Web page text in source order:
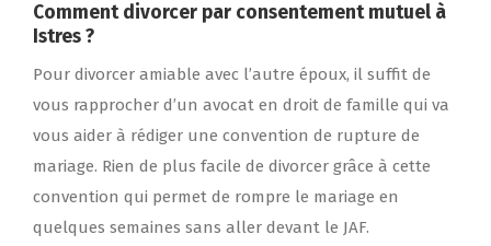
Comment divorcer par consentement mutuel à
Istres ?
Pour divorcer amiable avec l’autre époux, il suffit de
vous rapprocher d’un avocat en droit de famille qui va
vous aider à rédiger une convention de rupture de
mariage. Rien de plus facile de divorcer grâce à cette
convention qui permet de rompre le mariage en
quelques semaines sans aller devant le JAF.